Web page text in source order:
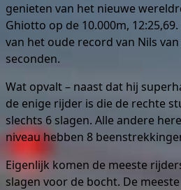
genieten van het nieuwe
Ghiotto op de 10.000m,
van het oude record van Nils
seconden.
Wat opvalt – naast dat hij
de enige rijder is die de rechte
slechts 6 slagen. Alle andere
niveau hebben 8
Eigenlijk komen de meeste
slagen voor de bocht. De